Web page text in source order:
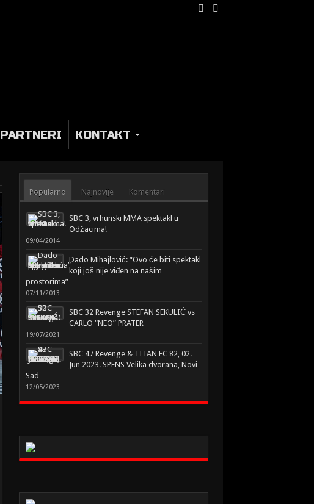
PARTNERI KONTAKT
Popularno Najnovije Komentari
SBC 3, vrhunski MMA spektakl u
Odžacima!
09/04/2014
Dado Mihajlović: “Ovo će biti spektakl
koji još nije viđen na našim
prostorima”
07/11/2013
SBC 32 Revenge STEFAN SEKULIĆ vs
CARLO “NEO” PRATER
19/07/2021
SBC 47 Revenge & TITAN FC 82, 02.
Jun 2023. SPENS Velika dvorana, Novi
Sad
12/05/2023